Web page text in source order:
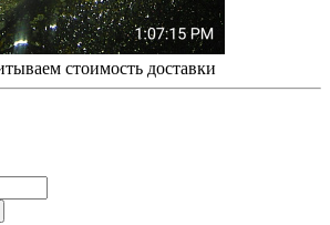
стоимость доставки